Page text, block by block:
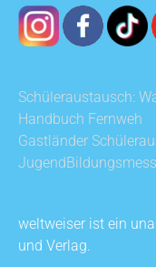
Schüleraustausch:
Handbuch Fernweh
Gastländer
weltweiser ist ein
und Verlag.